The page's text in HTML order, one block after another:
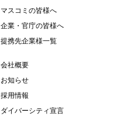
マスコミの皆様へ
企業・官庁の皆様へ
提携先企業様一覧
会社概要
お知らせ
採用情報
ダイバーシティ宣言